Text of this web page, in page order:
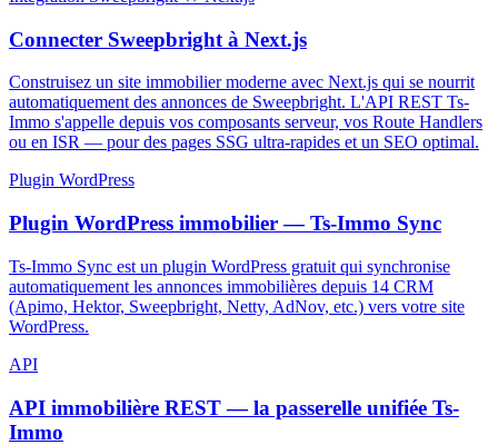
Connecter Sweepbright à Next.js
Construisez un site immobilier moderne avec Next.js qui se nourrit
automatiquement des annonces de Sweepbright. L'API REST Ts-
Immo s'appelle depuis vos composants serveur, vos Route Handlers
ou en ISR — pour des pages SSG ultra-rapides et un SEO optimal.
Plugin WordPress
Plugin WordPress immobilier — Ts-Immo Sync
Ts-Immo Sync est un plugin WordPress gratuit qui synchronise
automatiquement les annonces immobilières depuis 14 CRM
(Apimo, Hektor, Sweepbright, Netty, AdNov, etc.) vers votre site
WordPress.
API
API immobilière REST — la passerelle unifiée Ts-
Immo